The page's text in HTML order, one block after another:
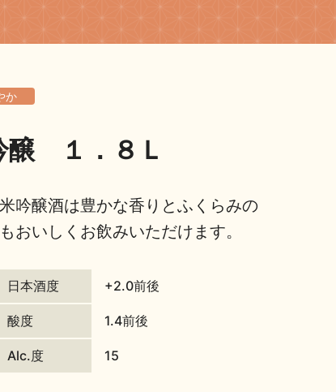
か
１．８Ｌ
吟醸酒は豊かな香りとふくらみの
おいしくお飲みいただけます。
日本酒度 +2.0前後
酸度 1.4前後
Alc.度 15